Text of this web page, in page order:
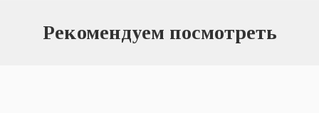
Рекомендуем посмотреть